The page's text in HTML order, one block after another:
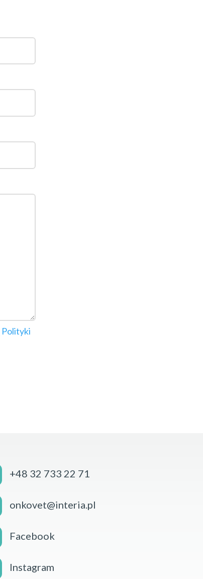
Polityki
+48 32 733 22 71
onkovet@interia.pl
Facebook
Instagram